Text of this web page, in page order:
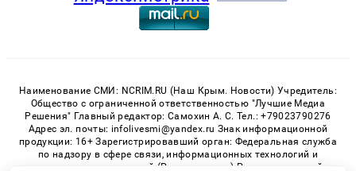
Наименование СМИ: NCRIM.RU (Наш Крым. Новости) Учредитель:
Общество с ограниченной ответственностью "Лучшие Медиа
Решения" Главный редактор: Самохин А. С. Тел.: +79023790276
Адрес эл. почты: infolivesmi@yandex.ru Знак информационной
продукции: 16+ Зарегистрировавший орган: Федеральная служба
по надзору в сфере связи, информационных технологий и
массовых коммуникаций (Роскомнадзор) Регистрационный